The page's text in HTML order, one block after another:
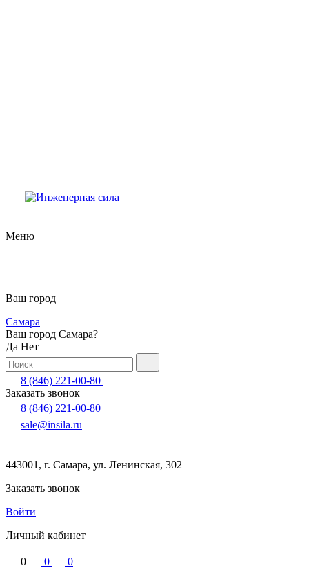
Меню
Ваш город
Самара
Ваш город Самара?
Да Нет
8 (846) 221-00-80
Заказать звонок
8 (846) 221-00-80
sale@insila.ru
443001, г. Самара, ул. Ленинская, 302
Заказать звонок
Войти
Личный кабинет
0 0
0